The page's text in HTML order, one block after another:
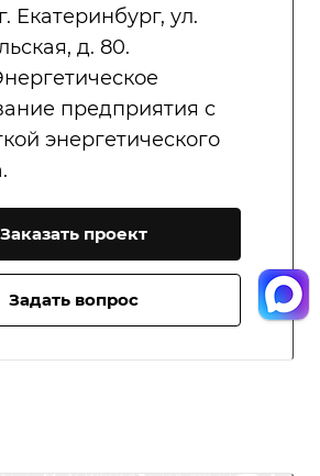
Екатеринбург, ул.
д. 80.
предприятия с
энергетического
Заказать проект
Задать вопрос